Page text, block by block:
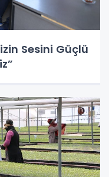
Sesini Güçlü